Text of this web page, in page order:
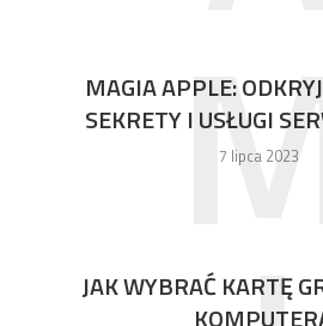
MAGIA APPLE:
SEKRETY I USŁUGI
7 lipca 2023
JAK WYBRAĆ KARTĘ